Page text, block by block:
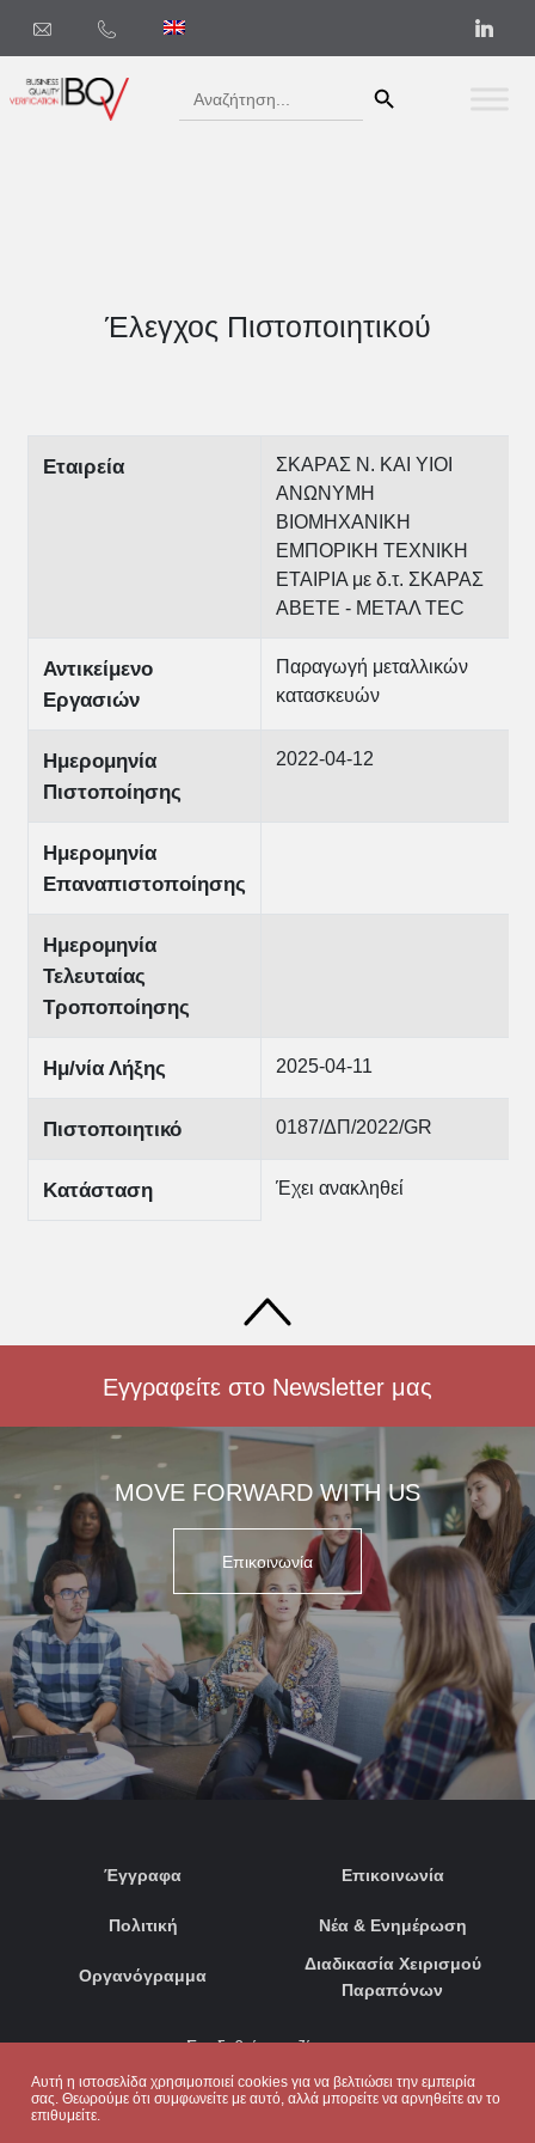
Αυτή η ιστοσελίδα χρησιμοποιεί cookies για να βελτιώσει την εμπειρία
σας. Θεωρούμε ότι συμφωνείτε με αυτό, αλλά μπορείτε να αρνηθείτε αν το
επιθυμείτε.
Search
for:
Έλεγχος Πιστοποιητικού
Εταιρεία
ΣΚΑΡΑΣ Ν. ΚΑΙ ΥΙΟΙ
ΑΝΩΝΥΜΗ
ΒΙΟΜΗΧΑΝΙΚΗ
ΕΜΠΟΡΙΚΗ ΤΕΧΝΙΚΗ
ΕΤΑΙΡΙΑ με δ.τ. ΣΚΑΡΑΣ
ΑΒΕΤΕ - ΜΕΤΑΛ TEC
Αντικείμενο
Εργασιών
Παραγωγή μεταλλικών
κατασκευών
Ημερομηνία
Πιστοποίησης
2022-04-12
Ημερομηνία
Επαναπιστοποίησης
Ημερομηνία
Τελευταίας
Τροποποίησης
Ημ/νία Λήξης 2025-04-11
Πιστοποιητικό 0187/ΔΠ/2022/GR
Κατάσταση Έχει ανακληθεί
Εγγραφείτε στο Newsletter μας
MOVE FORWARD WITH US
Επικοινωνία
Έγγραφα
Πολιτική
Οργανόγραμμα
Επικοινωνία
Νέα & Ενημέρωση
Διαδικασία Χειρισμού
Παραπόνων
Συνδεθείτε μαζί μας: